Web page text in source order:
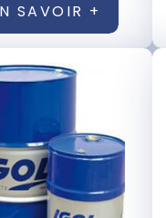
SAVOIR +